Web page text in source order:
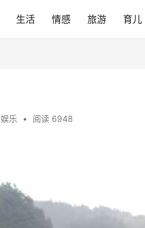
生活 情感 旅游 育儿
娱乐 • 阅读 6948